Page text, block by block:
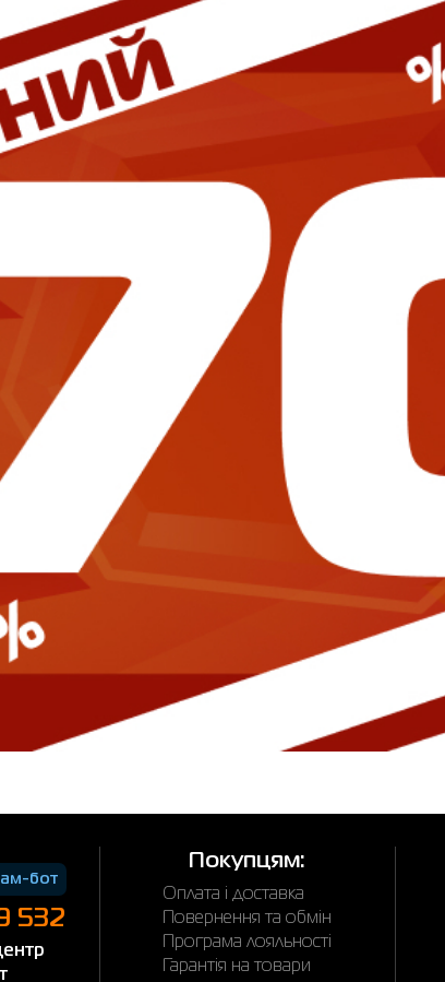
бот
532
Покупцям:
Оплата і доставка
Повернення та обмін
Програма лояльності
Гарантія на товари